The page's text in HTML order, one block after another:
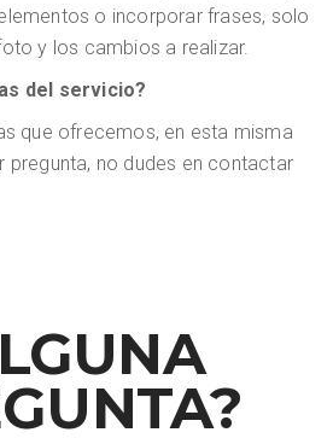
o incorporar frases, solo
y los cambios a realizar.
del servicio?
que ofrecemos, en esta misma
pregunta, no dudes en contactar